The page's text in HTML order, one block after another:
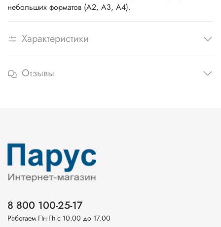
небольших форматов (А2, А3, А4).
Характеристики
Отзывы
8 800 100-25-17
Работаем Пн-Пт с 10.00 до 17.00